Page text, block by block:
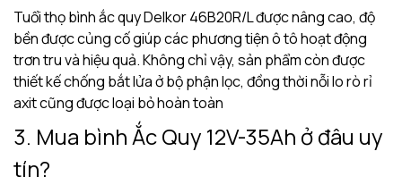
Tuổi thọ bình ắc quy Delkor 46B20R/L được nâng cao, độ
bền được củng cố giúp các phương tiện ô tô hoạt động
trơn tru và hiệu quả. Không chỉ vậy, sản phẩm còn được
thiết kế chống bắt lửa ở bộ phận lọc, đồng thời nỗi lo rò rỉ
axit cũng được loại bỏ hoàn toàn
3. Mua bình Ắc Quy 12V-35Ah ở đâu uy
tín?